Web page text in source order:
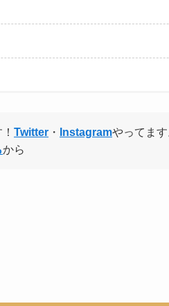
Twitter ・ Instagramやってます
から